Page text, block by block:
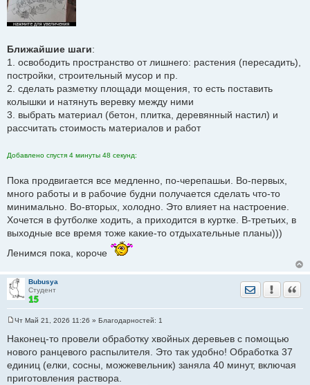
Ближайшие шаги:
1. освободить пространство от лишнего: растения (пересадить),
постройки, строительный мусор и пр.
2. сделать разметку площади мощения, то есть поставить
колышки и натянуть веревку между ними
3. выбрать материал (бетон, плитка, деревянный настил) и
рассчитать стоимость материалов и работ
Добавлено спустя 4 минуты 48 секунд:
Пока продвигается все медленно, по-черепашьи. Во-первых,
много работы и в рабочие будни получается сделать что-то
минимально. Во-вторых, холодно. Это влияет на настроение.
Хочется в футболке ходить, а приходится в куртке. В-третьих, в
выходные все время тоже какие-то отдыхательные планы)))
Ленимся пока, короче
Bubusya
Студент
Отправить
о
б
е
н
Чт Май 21, 2026 11:26 » Благодарностей: 1
Наконец-то провели обработку хвойных деревьев с помощью
нового ранцевого распылителя. Это так удобно! Обработка 37
единиц (елки, сосны, можжевельник) заняла 40 минут, включая
приготовления раствора.